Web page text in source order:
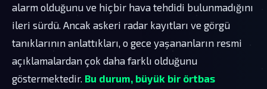
alarm olduğunu ve hiçbir hava tehdidi bulunmadığını
ileri sürdü. Ancak askeri radar kayıtları ve görgü
tanıklarının anlattıkları, o gece yaşananların resmi
açıklamalardan çok daha farklı olduğunu
göstermektedir. Bu durum, büyük bir örtbas